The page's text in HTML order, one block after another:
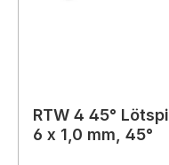
RTW 4 45°
6 x 1,0 mm, 45°